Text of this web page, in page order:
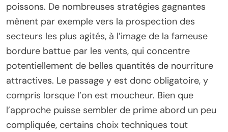
poissons. De nombreuses stratégies gagnantes
mènent par exemple vers la prospection des
secteurs les plus agités, à l’image de la fameuse
bordure battue par les vents, qui concentre
potentiellement de belles quantités de nourriture
attractives. Le passage y est donc obligatoire, y
compris lorsque l’on est moucheur. Bien que
l’approche puisse sembler de prime abord un peu
compliquée, certains choix techniques tout